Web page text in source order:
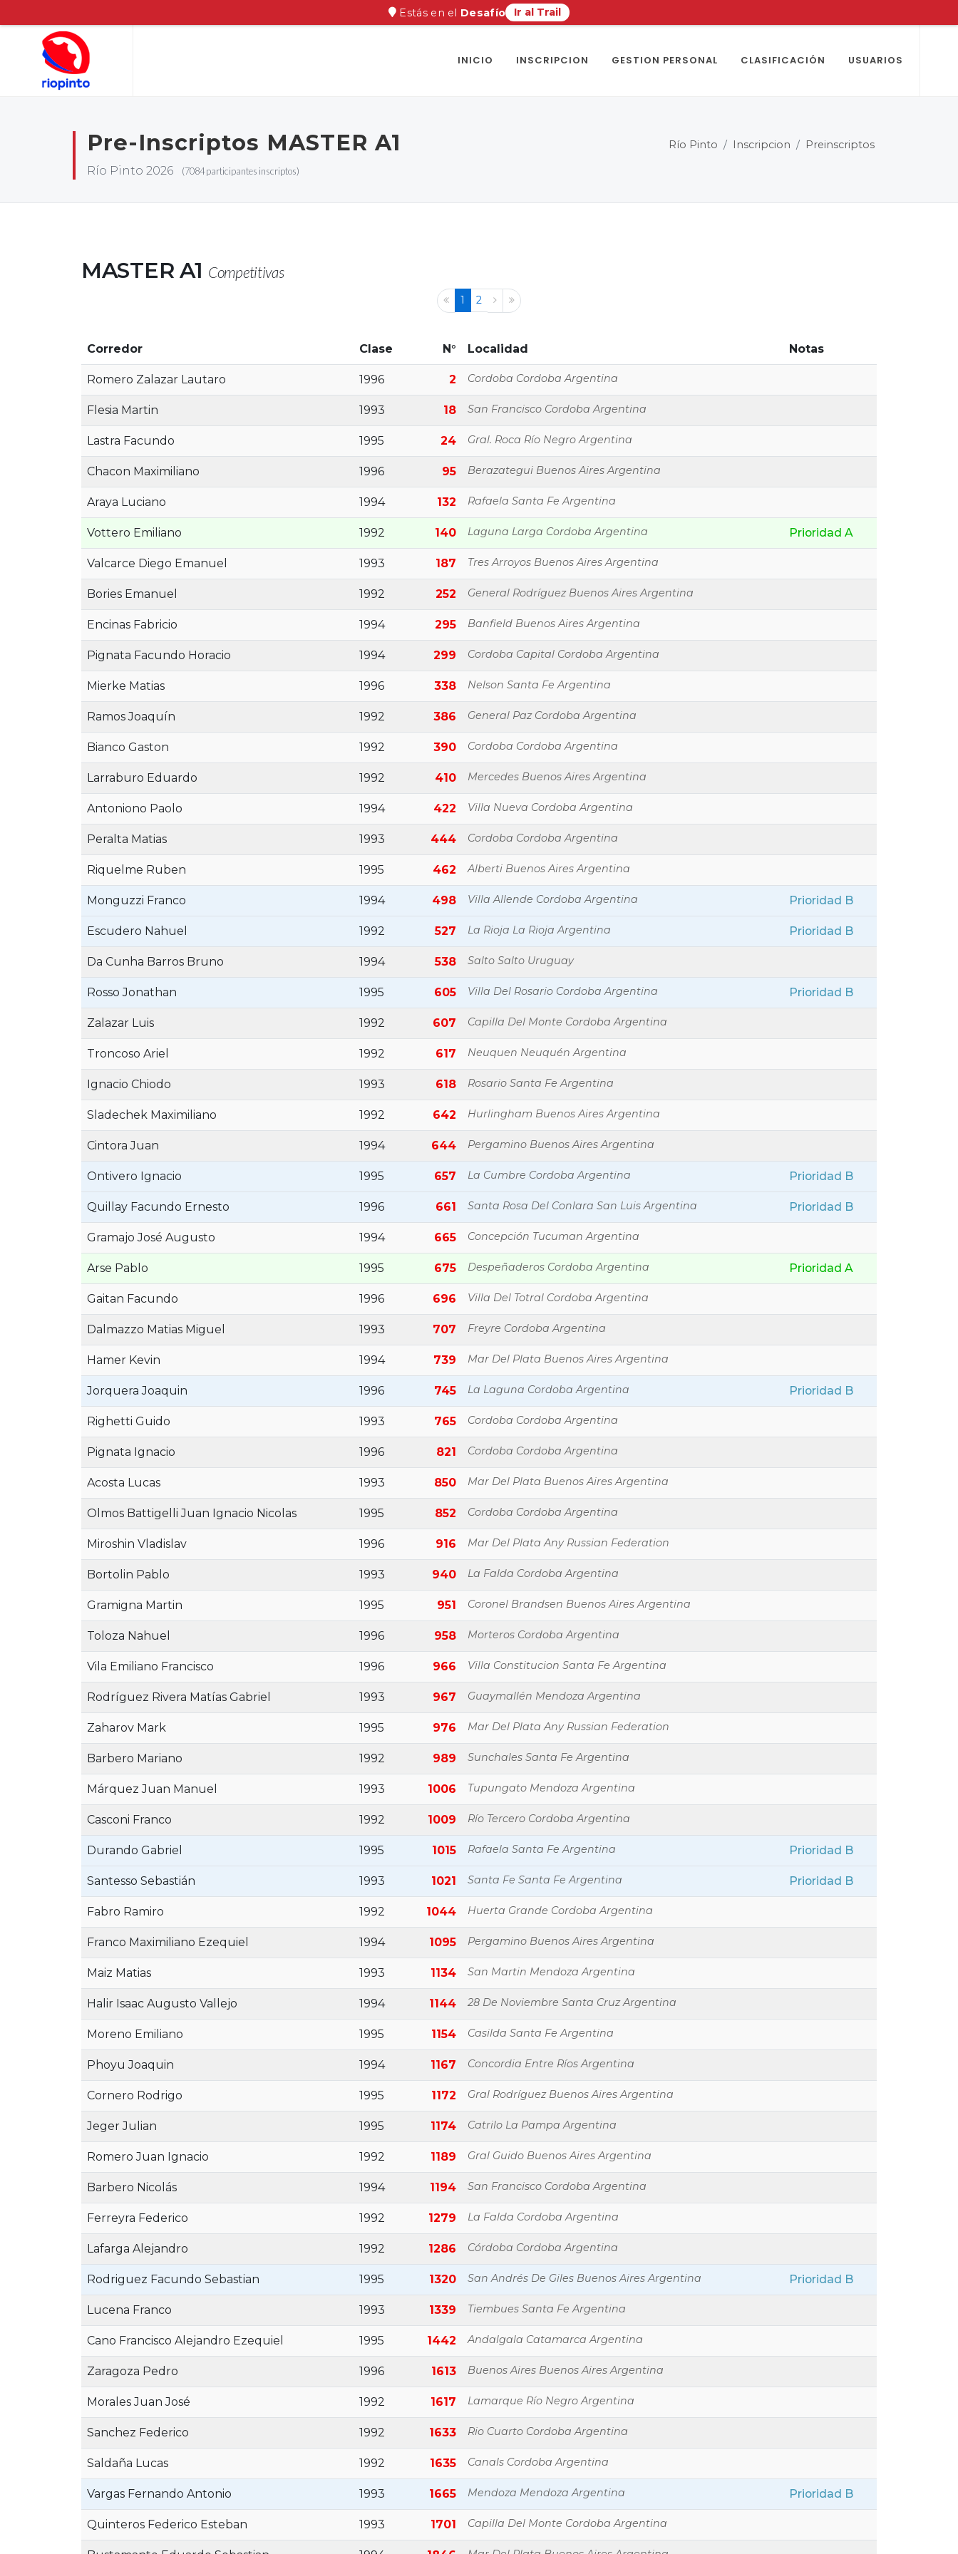
Estás en el Desafío Ir al Trail
INICIO INSCRIPCION GESTION PERSONAL CLASIFICACIÓN USUARIOS
Pre-Inscriptos MASTER A1
Río Pinto 2026 (7084 participantes inscriptos)
Río Pinto Inscripcion Preinscriptos
MASTER A1 Competitivas
1 2
Corredor Clase N° Localidad Notas
Romero Zalazar Lautaro 1996 2 Cordoba Cordoba Argentina
Flesia Martin 1993 18 San Francisco Cordoba Argentina
Lastra Facundo 1995 24 Gral. Roca Río Negro Argentina
Chacon Maximiliano 1996 95 Berazategui Buenos Aires Argentina
Araya Luciano 1994 132 Rafaela Santa Fe Argentina
Vottero Emiliano 1992 140 Laguna Larga Cordoba Argentina Prioridad A
Valcarce Diego Emanuel 1993 187 Tres Arroyos Buenos Aires Argentina
Bories Emanuel 1992 252 General Rodríguez Buenos Aires Argentina
Encinas Fabricio 1994 295 Banfield Buenos Aires Argentina
Pignata Facundo Horacio 1994 299 Cordoba Capital Cordoba Argentina
Mierke Matias 1996 338 Nelson Santa Fe Argentina
Ramos Joaquín 1992 386 General Paz Cordoba Argentina
Bianco Gaston 1992 390 Cordoba Cordoba Argentina
Larraburo Eduardo 1992 410 Mercedes Buenos Aires Argentina
Antoniono Paolo 1994 422 Villa Nueva Cordoba Argentina
Peralta Matias 1993 444 Cordoba Cordoba Argentina
Riquelme Ruben 1995 462 Alberti Buenos Aires Argentina
Monguzzi Franco 1994 498 Villa Allende Cordoba Argentina Prioridad B
Escudero Nahuel 1992 527 La Rioja La Rioja Argentina Prioridad B
Da Cunha Barros Bruno 1994 538 Salto Salto Uruguay
Rosso Jonathan 1995 605 Villa Del Rosario Cordoba Argentina Prioridad B
Zalazar Luis 1992 607 Capilla Del Monte Cordoba Argentina
Troncoso Ariel 1992 617 Neuquen Neuquén Argentina
Ignacio Chiodo 1993 618 Rosario Santa Fe Argentina
Sladechek Maximiliano 1992 642 Hurlingham Buenos Aires Argentina
Cintora Juan 1994 644 Pergamino Buenos Aires Argentina
Ontivero Ignacio 1995 657 La Cumbre Cordoba Argentina Prioridad B
Quillay Facundo Ernesto 1996 661 Santa Rosa Del Conlara San Luis Argentina Prioridad B
Gramajo José Augusto 1994 665 Concepción Tucuman Argentina
Arse Pablo 1995 675 Despeñaderos Cordoba Argentina Prioridad A
Gaitan Facundo 1996 696 Villa Del Totral Cordoba Argentina
Dalmazzo Matias Miguel 1993 707 Freyre Cordoba Argentina
Hamer Kevin 1994 739 Mar Del Plata Buenos Aires Argentina
Jorquera Joaquin 1996 745 La Laguna Cordoba Argentina Prioridad B
Righetti Guido 1993 765 Cordoba Cordoba Argentina
Pignata Ignacio 1996 821 Cordoba Cordoba Argentina
Acosta Lucas 1993 850 Mar Del Plata Buenos Aires Argentina
Olmos Battigelli Juan Ignacio Nicolas 1995 852 Cordoba Cordoba Argentina
Miroshin Vladislav 1996 916 Mar Del Plata Any Russian Federation
Bortolin Pablo 1993 940 La Falda Cordoba Argentina
Gramigna Martin 1995 951 Coronel Brandsen Buenos Aires Argentina
Toloza Nahuel 1996 958 Morteros Cordoba Argentina
Vila Emiliano Francisco 1996 966 Villa Constitucion Santa Fe Argentina
Rodríguez Rivera Matías Gabriel 1993 967 Guaymallén Mendoza Argentina
Zaharov Mark 1995 976 Mar Del Plata Any Russian Federation
Barbero Mariano 1992 989 Sunchales Santa Fe Argentina
Márquez Juan Manuel 1993 1006 Tupungato Mendoza Argentina
Casconi Franco 1992 1009 Río Tercero Cordoba Argentina
Durando Gabriel 1995 1015 Rafaela Santa Fe Argentina Prioridad B
Santesso Sebastián 1993 1021 Santa Fe Santa Fe Argentina Prioridad B
Fabro Ramiro 1992 1044 Huerta Grande Cordoba Argentina
Franco Maximiliano Ezequiel 1994 1095 Pergamino Buenos Aires Argentina
Maiz Matias 1993 1134 San Martin Mendoza Argentina
Halir Isaac Augusto Vallejo 1994 1144 28 De Noviembre Santa Cruz Argentina
Moreno Emiliano 1995 1154 Casilda Santa Fe Argentina
Phoyu Joaquin 1994 1167 Concordia Entre Ríos Argentina
Cornero Rodrigo 1995 1172 Gral Rodríguez Buenos Aires Argentina
Jeger Julian 1995 1174 Catrilo La Pampa Argentina
Romero Juan Ignacio 1992 1189 Gral Guido Buenos Aires Argentina
Barbero Nicolás 1994 1194 San Francisco Cordoba Argentina
Ferreyra Federico 1992 1279 La Falda Cordoba Argentina
Lafarga Alejandro 1992 1286 Córdoba Cordoba Argentina
Rodriguez Facundo Sebastian 1995 1320 San Andrés De Giles Buenos Aires Argentina Prioridad B
Lucena Franco 1993 1339 Tiembues Santa Fe Argentina
Cano Francisco Alejandro Ezequiel 1995 1442 Andalgala Catamarca Argentina
Zaragoza Pedro 1996 1613 Buenos Aires Buenos Aires Argentina
Morales Juan José 1992 1617 Lamarque Río Negro Argentina
Sanchez Federico 1992 1633 Rio Cuarto Cordoba Argentina
Saldaña Lucas 1992 1635 Canals Cordoba Argentina
Vargas Fernando Antonio 1993 1665 Mendoza Mendoza Argentina Prioridad B
Quinteros Federico Esteban 1993 1701 Capilla Del Monte Cordoba Argentina